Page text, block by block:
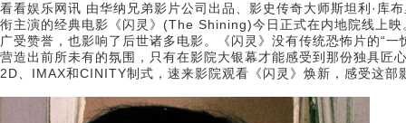
看看娱乐网讯 由华纳兄弟影片公司出品、影史传奇大师斯坦利·库
衔主演的经典电影《闪灵》(The Shining)今日正式在内地院线上
广受赞誉，也影响了后世诸多电影。《闪灵》没有传统恐怖片的“
营造出前所未有的氛围，只有在影院大银幕才能感受到那份独具匠
2D、IMAX和CINITY制式，速来影院观看《闪灵》焕新，感受这部